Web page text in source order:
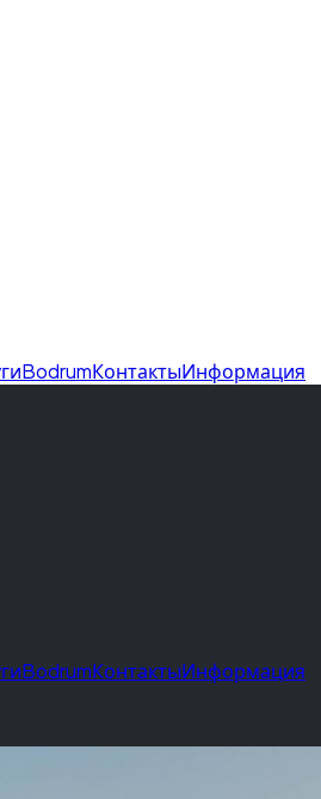
BodrumКонтактыИнформация
BodrumКонтактыИнформация